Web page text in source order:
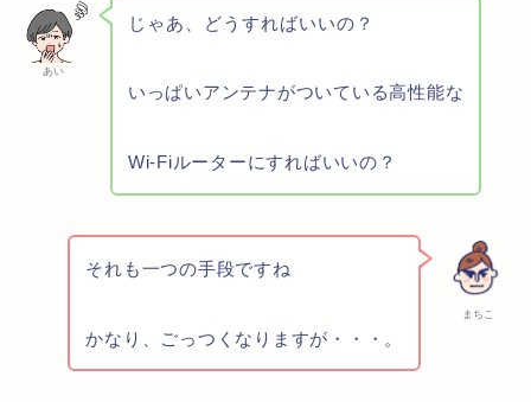
あい
じゃあ、どうすればいいの？
いっぱいアンテナがついている高性能な
Wi-Fiルーターにすればいいの？
まちこ
それも一つの手段ですね
かなり、ごっつくなりますが・・・。